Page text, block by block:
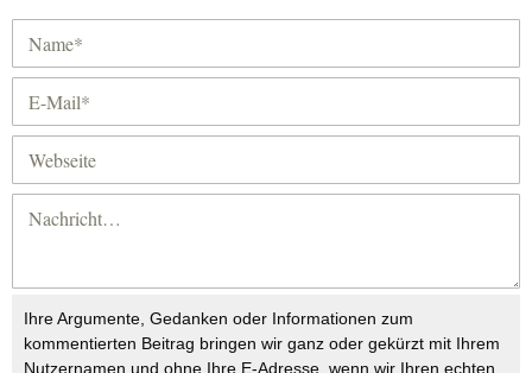
Ihre Argumente, Gedanken oder Informationen zum
kommentierten Beitrag bringen wir ganz oder gekürzt mit Ihrem
Nutzernamen und ohne Ihre E-Adresse, wenn wir Ihren echten